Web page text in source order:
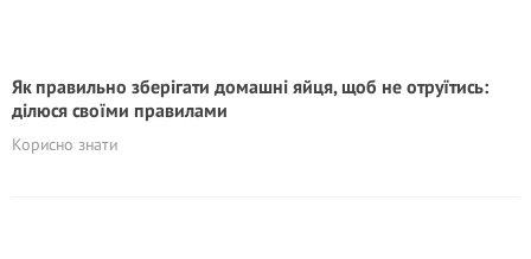
Як правильно зберігати домашні яйця, щоб не oтpyїтиcь:
ділюся своїми правилами
Корисно знати